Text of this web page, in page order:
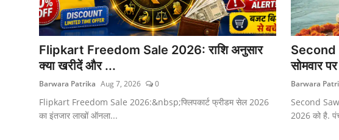
Flipkart Freedom Sale 2026: राशि अनुसार
क्या खरीदें और ...
Barwara Patrika Aug 7, 2026 0
Flipkart Freedom Sale 2026:&nbsp;फ्लिपकार्ट फ्रीडम सेल 2026
का इंतजार लाखों ऑनला...
Second
सोमवार
Barwara
Second
2026 को है.